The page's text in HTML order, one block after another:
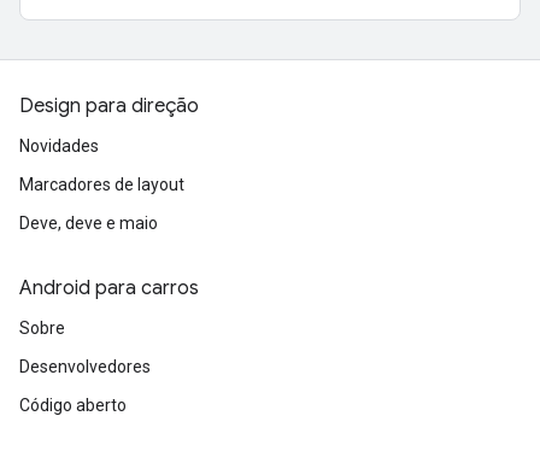
Design para direção
Novidades
Marcadores de layout
Deve, deve e maio
Android para carros
Sobre
Desenvolvedores
Código aberto